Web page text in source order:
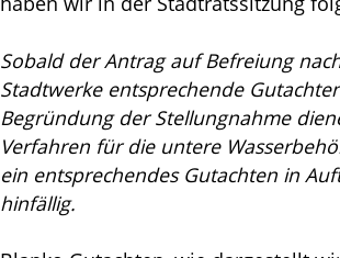
Sobald der Antrag auf Befreiung
Stadtwerke entsprechende
Begründung der Stellungnahme
Verfahren für die untere
ein entsprechendes Gutachten in
hinfällig.